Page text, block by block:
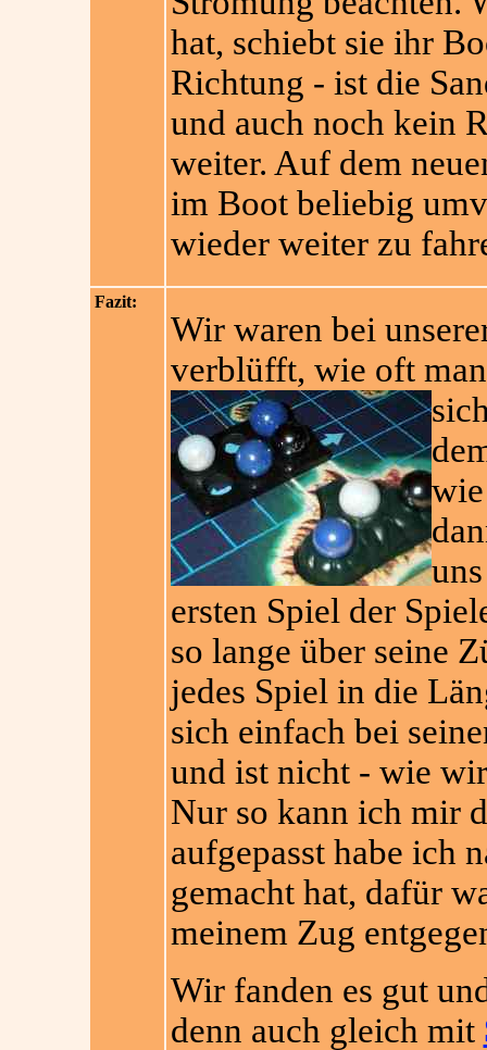
hat, schiebt sie ihr
Richtung - ist die
und auch noch kein
weiter. Auf dem
im Boot beliebig
wieder weiter zu
Fazit:
Wir waren bei
verblüfft, wie oft
ersten Spiel der
so lange über seine
jedes Spiel in die
sich einfach bei
und ist nicht - wie
Nur so kann ich mir
aufgepasst habe ich
gemacht hat, dafür
meinem Zug
Wir fanden es gut
denn auch gleich mit